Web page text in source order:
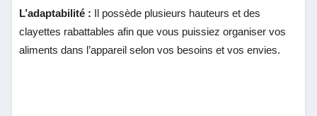
L’adaptabilité : Il possède plusieurs hauteurs et des
clayettes rabattables afin que vous puissiez organiser vos
aliments dans l’appareil selon vos besoins et vos envies.